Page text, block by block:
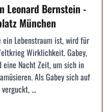
Leonard Bernstein -
München
ein Lebenstraum ist, wird für
Wirklichkeit. Gabey,
eine Nacht Zeit, um sich in
Als Gabey sich auf
...